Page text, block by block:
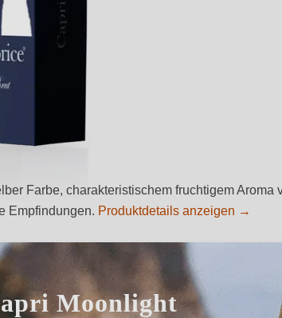
Farbe, charakteristischem fruchtigem
Empfindungen. Produktdetails anzeigen →
Moonlight